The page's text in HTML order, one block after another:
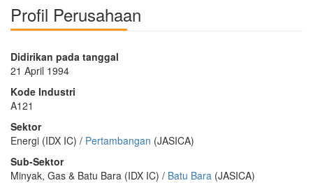
Profil Perusahaan
Didirikan pada tanggal
21 April 1994
Kode Industri
A121
Sektor
Energi (IDX IC) / Pertambangan (JASICA)
Sub-Sektor
Minyak, Gas & Batu Bara (IDX IC) / Batu Bara (JASICA)